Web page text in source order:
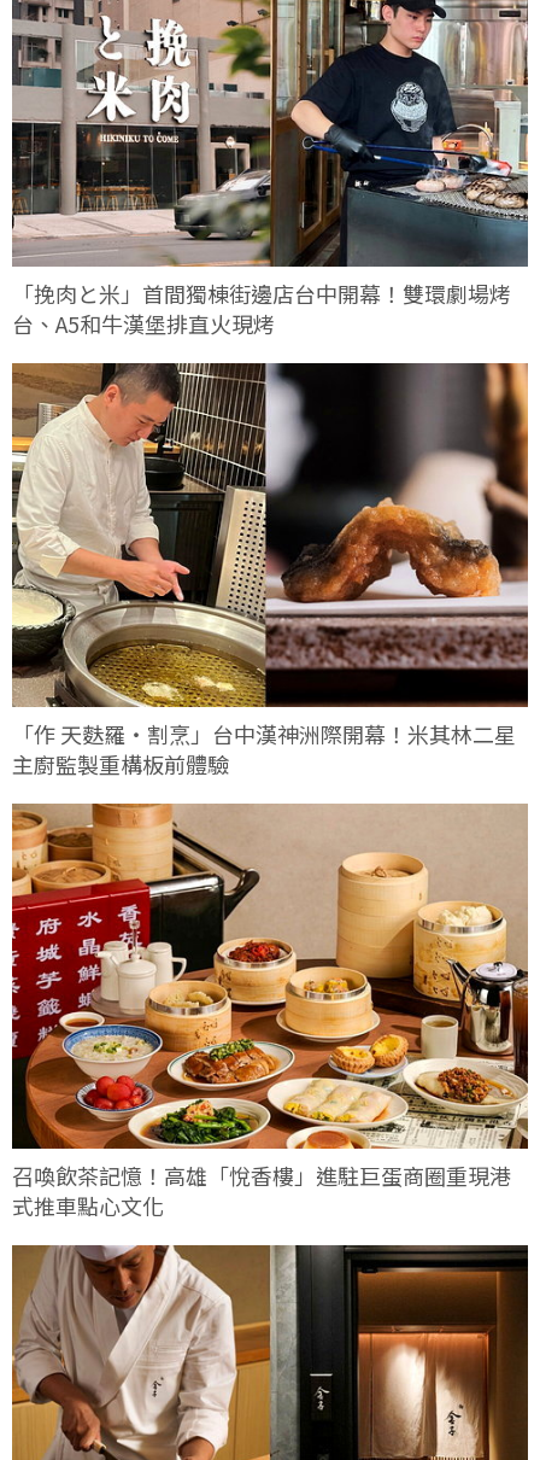
「挽肉と米」首間獨棟街邊店台中開幕！雙環劇場烤
台、A5和牛漢堡排直火現烤
「作 天麩羅・割烹」台中漢神洲際開幕！米其林二星
主廚監製重構板前體驗
召喚飲茶記憶！高雄「悅香樓」進駐巨蛋商圈重現港
式推車點心文化